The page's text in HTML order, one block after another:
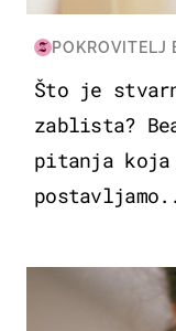
POKROVITELJ
Što je
zablista?
pitanja
MODA & LJEPOTA